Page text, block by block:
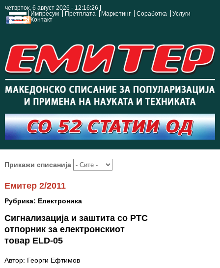
четврток, 6 август 2026 - 12:16:27
Импресум
Претплата Маркетинг Соработка
Услуги
Контакт
Прикажи списанија
Емитер 2/2011
Рубрика: Електроника
Сигнализација и заштита со PTC
отпорник за електронскиот
товар ELD-05
Автор: Георги Ефтимов